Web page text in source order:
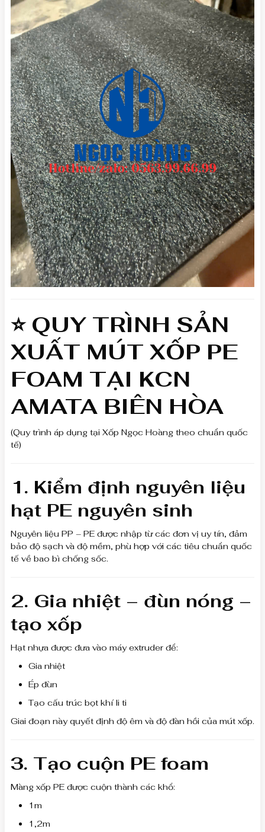
⭐ QUY TRÌNH SẢN
XUẤT MÚT XỐP PE
FOAM TẠI KCN
AMATA BIÊN HÒA
(Quy trình áp dụng tại Xốp Ngọc Hoàng theo chuẩn quốc
tế)
1. Kiểm định nguyên liệu
hạt PE nguyên sinh
Nguyên liệu PP – PE được nhập từ các đơn vị uy tín, đảm
bảo độ sạch và độ mềm, phù hợp với các tiêu chuẩn quốc
tế về bao bì chống sốc.
2. Gia nhiệt – đùn nóng –
tạo xốp
Hạt nhựa được đưa vào máy extruder để:
Gia nhiệt
Ép đùn
Tạo cấu trúc bọt khí li ti
Giai đoạn này quyết định độ êm và độ đàn hồi của mút xốp.
3. Tạo cuộn PE foam
Màng xốp PE được cuộn thành các khổ:
1m
1,2m